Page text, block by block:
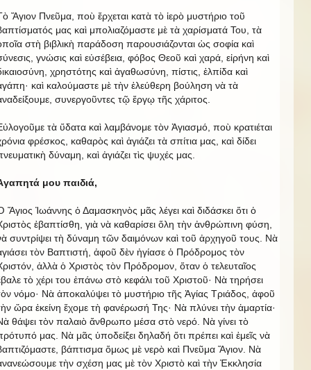
Ἅγιον Πνεῦμα, ποὺ ἔρχεται κατὰ τὸ ἱερὸ μυστήριο τοῦ
μας καὶ μπολιαζόμαστε μὲ τὰ χαρίσματά Του, τὰ
στὴ βιβλικὴ παράδοση παρουσιάζονται ὡς σοφία καὶ
γνώσις καὶ εὐσέβεια, φόβος Θεοῦ καὶ χαρά, εἰρήνη καὶ
χρηστότης καὶ ἀγαθωσύνη, πίστις, ἐλπίδα καὶ
καὶ καλούμαστε μὲ τὴν ἐλεύθερη βούληση νὰ τὰ
συνεργοῦντες τῷ ἔργῳ τῆς χάριτος.
τὰ ὕδατα καὶ λαμβάνομε τὸν Ἁγιασμό, ποὺ κρατιέται
φρέσκος, καθαρὸς καὶ ἀγιάζει τὰ σπίτια μας, καὶ δίδει
δύναμη, καὶ ἀγιάζει τὶς ψυχές μας.
μου παιδιά,
Ἅγιος Ἰωάννης ὁ Δαμασκηνὸς μᾶς λέγει καὶ διδάσκει ὅτι ὁ
ἐβαπτίσθη, γιὰ νὰ καθαρίσει ὅλη τὴν ἀνθρώπινη φύση,
συντρίψει τὴ δύναμη τῶν δαιμόνων καὶ τοῦ ἀρχηγοῦ τους. Νὰ
τὸν Βαπτιστή, ἀφοῦ δὲν ἠγίασε ὁ Πρόδρομος τὸν
ἀλλὰ ὁ Χριστὸς τὸν Πρόδρομον, ὅταν ὁ τελευταῖος
τὸ χέρι του ἐπάνω στὸ κεφάλι τοῦ Χριστοῦ· Νὰ τηρήσει
νόμο· Νὰ ἀποκαλύψει τὸ μυστήριο τῆς Ἁγίας Τριάδος, ἀφοῦ
ὥρα ἐκείνη ἔχομε τὴ φανέρωσή Της· Νὰ πλύνει τὴν ἁμαρτία·
θάψει τὸν παλαιὸ ἄνθρωπο μέσα στὸ νερό. Νὰ γίνει τὸ
μας. Νὰ μᾶς ὑποδείξει δηλαδή ὅτι πρέπει καὶ ἐμεῖς νὰ
βάπτισμα ὅμως μὲ νερὸ καὶ Πνεῦμα Ἅγιον. Νὰ
τὴν σχέση μας μὲ τὸν Χριστὸ καὶ τὴν Ἐκκλησία